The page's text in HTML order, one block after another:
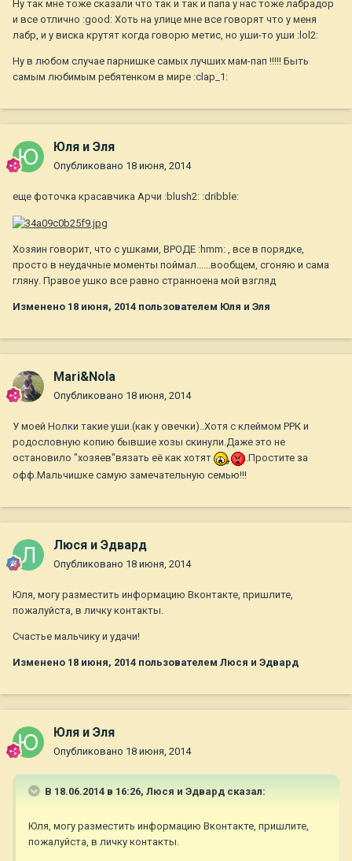
Ну так мне тоже сказали что так и так и папа у нас тоже лабрадор
и все отлично :good: Хоть на улице мне все говорят что у меня
лабр, и у виска крутят когда говорю метис, но уши-то уши :lol2:
Ну в любом случае парнишке самых лучших мам-пап !!!!! Быть
самым любимым ребятенком в мире :clap_1:
Юля и Эля
Опубликовано 18 июня, 2014
еще фоточка красавчика Арчи :blush2: :dribble:
Хозяин говорит, что с ушками, ВРОДЕ :hmm: , все в порядке,
просто в неудачные моменты поймал......вообщем, сгоняю и сама
гляну. Правое ушко все равно странноена мой взгляд
Изменено 18 июня, 2014 пользователем Юля и Эля
Mari&Nola
Опубликовано 18 июня, 2014
У моей Нолки такие уши.(как у овечки)..Хотя с клеймом РРК и
родословную копию бывшие хозы скинули.Даже это не
остановило "хозяев"вязать её как хотят
.Простите за
офф.Мальчишке самую замечательную семью!!!
Люся и Эдвард
Опубликовано 18 июня, 2014
Юля, могу разместить информацию Вконтакте, пришлите,
пожалуйста, в личку контакты.
Счастье мальчику и удачи!
Изменено 18 июня, 2014 пользователем Люся и Эдвард
Юля и Эля
Опубликовано 18 июня, 2014
В 18.06.2014 в 16:26, Люся и Эдвард сказал:
Юля, могу разместить информацию Вконтакте, пришлите,
пожалуйста, в личку контакты.